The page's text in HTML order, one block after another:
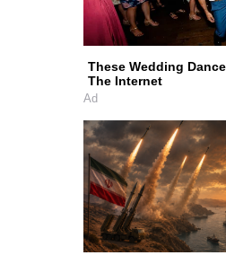
These Wedding
The Internet
Ad